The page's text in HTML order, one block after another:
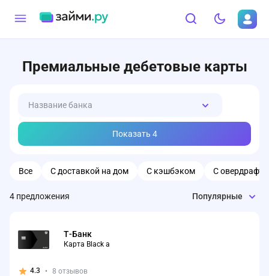
Премиальные дебетовые карты
Название банка
Показать 4
Все С доставкой на дом С кэшбэком С
4 предложения Популярные
Т-Банк
Карта Black а
4.3 • 8 отзывов